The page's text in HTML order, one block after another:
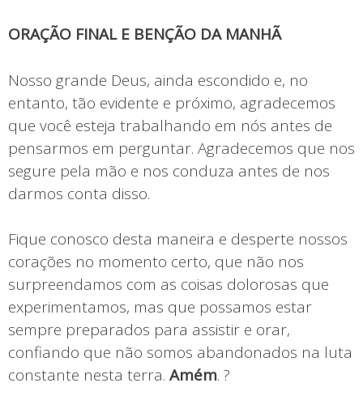
ORAÇÃO FINAL E BENÇÃO DA MANHÃ
Nosso grande Deus, ainda escondido e, no
entanto, tão evidente e próximo, agradecemos
que você esteja trabalhando em nós antes de
pensarmos em perguntar. Agradecemos que nos
segure pela mão e nos conduza antes de nos
darmos conta disso.
Fique conosco desta maneira e desperte nossos
corações no momento certo, que não nos
surpreendamos com as coisas dolorosas que
experimentamos, mas que possamos estar
sempre preparados para assistir e orar,
confiando que não somos abandonados na luta
constante nesta terra. Amém. ?